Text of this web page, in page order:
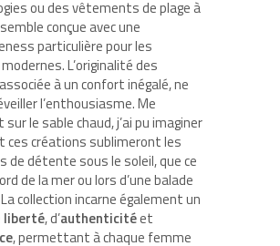
ou des vêtements de plage à
conçue avec une
particulière pour les
L’originalité des
à un confort inégalé, ne
l’enthousiasme. Me
le sable chaud, j’ai pu imaginer
ces créations sublimeront les
de détente sous le soleil, que ce
de la mer ou lors d’une balade
collection incarne également un
liberté, d’authenticitéet
, permettant à chaque femme